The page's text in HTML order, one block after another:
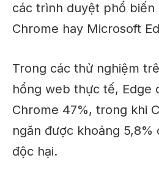
các trình duyệt phổ biến
Chrome hay Microsoft
Trong các thử nghiệm
hổng web thực tế, Edge
Chrome 47%, trong khi
ngăn được khoảng 5,8%
độc hại.